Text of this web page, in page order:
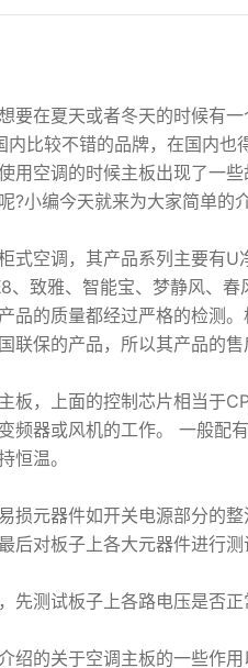
在夏天或者冬天的时候有一
内比较不错的品牌，在国内
用空调的时候主板出现了一
?小编今天就来为大家简单的
空调，其产品系列主要有U
、致雅、智能宝、梦静风、
品的质量都经过严格的检测
联保的产品，所以其产品的售
，上面的控制芯片相当于
频器或风机的工作。 一般配
恒温。
元器件如开关电源部分的整
后对板子上各大元器件进行测
测试板子上各路电压是否正
的关于空调主板的一些作用